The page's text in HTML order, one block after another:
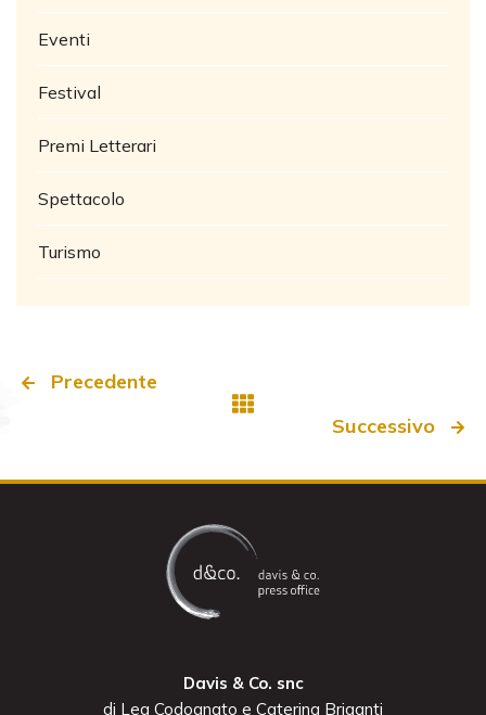
Eventi
Festival
Premi Letterari
Spettacolo
Turismo
Precedente
Successivo
Davis & Co. snc
di Lea Codognato e Caterina Briganti